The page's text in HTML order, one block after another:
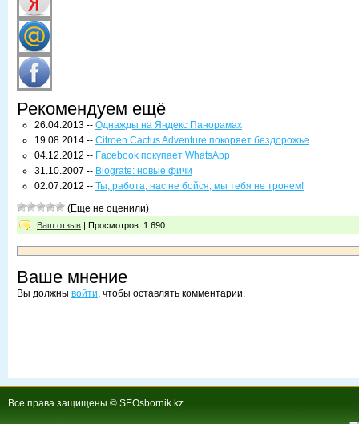
Рекомендуем ещё
26.04.2013 -- Однажды на Яндекс Панорамах
19.08.2014 -- Citroen Cactus Adventure покоряет бездорожье
04.12.2012 -- Facebook покупает WhatsApp
31.10.2007 -- Blograte: новые фичи
02.07.2012 -- Ты, работа, нас не бойся, мы тебя не тронем!
(Еще не оценили)
Ваш отзыв | Просмотров: 1 690
Ваше мнение
Вы должны войти, чтобы оставлять комментарии.
Все права защищены © SEOsbornik.kz